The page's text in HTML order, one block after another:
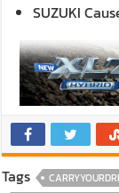
SUZUKI
Tags